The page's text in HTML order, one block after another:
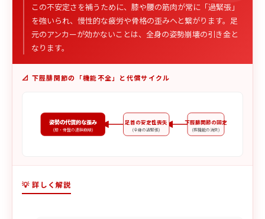
この不安定さを補うために、膝や腰の筋肉が常に「過緊張」
を強いられ、慢性的な疲労や骨格の歪みへと繋がります。足
元のアンカーが効かないことは、全身の姿勢崩壊の引き金と
なります。
📐 下脛腓関節の「機能不全」と代償サイクル
下脛腓関節の固定
(楔機能の消失)
足首の安定性喪失
(全身の過緊張)
姿勢の代償的な歪み
(膝・骨盤の連鎖崩壊)
💡 詳しく解説